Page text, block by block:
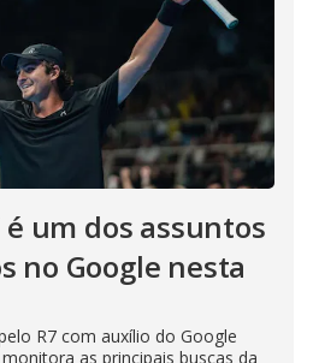
é um dos assuntos
no Google nesta
R7 com auxílio do Google
as principais buscas da